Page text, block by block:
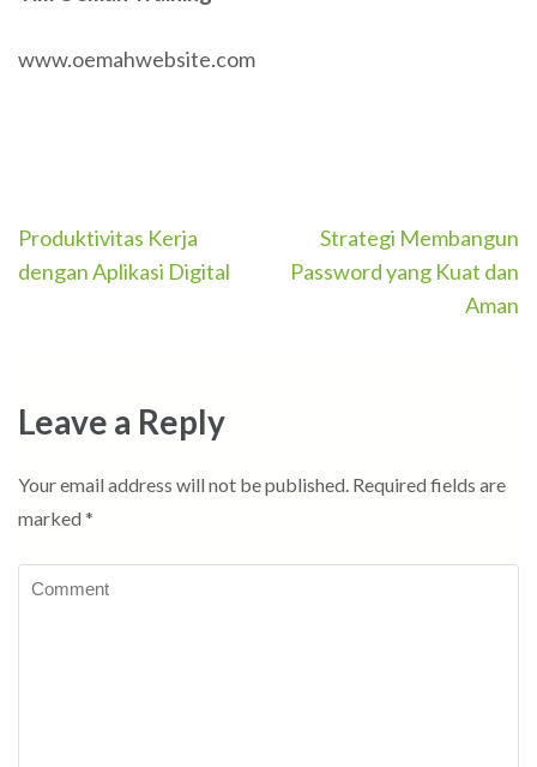
www.oemahwebsite.com
Post
navigation
Produktivitas Kerja
dengan Aplikasi Digital
Strategi Membangun
Password yang Kuat dan
Aman
Leave a Reply
Your email address will not be published. Required fields are
marked *